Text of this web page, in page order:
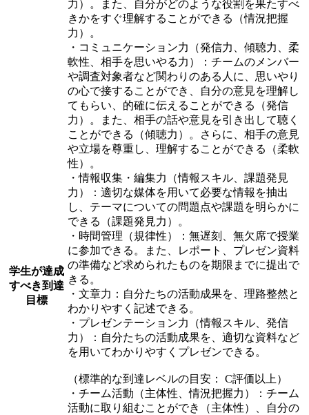
学生が達成
すべき到達
目標
力）。また、自分がどのような役割を果たすべ
きかをすぐ理解することができる（情況把握
力）。
・コミュニケーション力（発信力、傾聴力、柔
軟性、相手を思いやる力）：チームのメンバー
や調査対象者など関わりのある人に、思いやり
の心で接することができ、自分の意見を理解し
てもらい、的確に伝えることができる（発信
力）。また、相手の話や意見を引き出して聴く
ことができる（傾聴力）。さらに、相手の意見
や立場を尊重し、理解することができる（柔軟
性）。
・情報収集・編集力（情報スキル、課題発見
力）：適切な媒体を用いて必要な情報を抽出
し、テーマについての問題点や課題を明らかに
できる（課題発見力）。
・時間管理（規律性）：無遅刻、無欠席で授業
に参加できる。また、レポート、プレゼン資料
の準備など求められたものを期限までに提出で
きる。
・文章力：自分たちの活動成果を、理路整然と
わかりやすく記述できる。
・プレゼンテーション力（情報スキル、発信
力）：自分たちの活動成果を、適切な資料など
を用いてわかりやすくプレゼンできる。
（標準的な到達レベルの目安： C評価以上）
・チーム活動（主体性、情況把握力）：チーム
活動に取り組むことができ（主体性）、自分の